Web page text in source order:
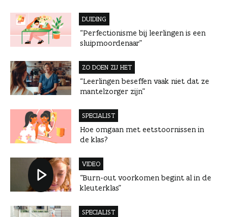
DUIDING
“Perfectionisme bij leerlingen is een
sluipmoordenaar”
ZO DOEN ZIJ HET
“Leerlingen beseffen vaak niet dat ze
mantelzorger zijn”
SPECIALIST
Hoe omgaan met eetstoornissen in
de klas?
VIDEO
“Burn-out voorkomen begint al in de
kleuterklas”
SPECIALIST